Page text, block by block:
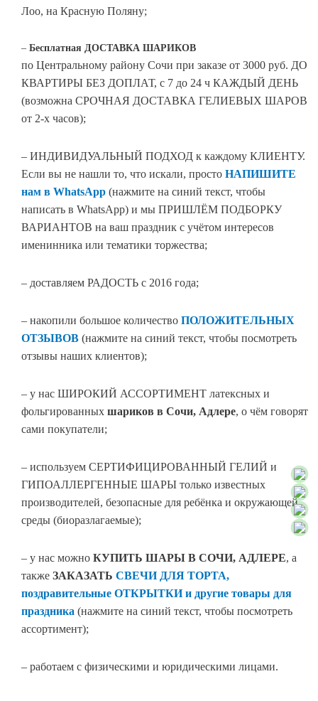
Лоо, на Красную Поляну;
– Бесплатная ДОСТАВКА ШАРИКОВ
по Центральному району Сочи при заказе от 3000 руб. ДО
КВАРТИРЫ БЕЗ ДОПЛАТ, с 7 до 24 ч КАЖДЫЙ ДЕНЬ
(возможна СРОЧНАЯ ДОСТАВКА ГЕЛИЕВЫХ ШАРОВ
от 2-х часов);
– ИНДИВИДУАЛЬНЫЙ ПОДХОД к каждому КЛИЕНТУ.
Если вы не нашли то, что искали, просто НАПИШИТЕ
нам в WhatsApp (нажмите на синий текст, чтобы
написать в WhatsApp) и мы ПРИШЛЁМ ПОДБОРКУ
ВАРИАНТОВ на ваш праздник с учётом интересов
именинника или тематики торжества;
– доставляем РАДОСТЬ с 2016 года;
– накопили большое количество ПОЛОЖИТЕЛЬНЫХ
ОТЗЫВОВ (нажмите на синий текст, чтобы посмотреть
отзывы наших клиентов);
– у нас ШИРОКИЙ АССОРТИМЕНТ латексных и
фольгированных шариков в Сочи, Адлере, о чём говорят
сами покупатели;
– используем СЕРТИФИЦИРОВАННЫЙ ГЕЛИЙ и
ГИПОАЛЛЕРГЕННЫЕ ШАРЫ только известных
производителей, безопасные для ребёнка и окружающей
среды (биоразлагаемые);
– у нас можно КУПИТЬ ШАРЫ В СОЧИ, АДЛЕРЕ, а
также ЗАКАЗАТЬ СВЕЧИ ДЛЯ ТОРТА,
поздравительные ОТКРЫТКИ и другие товары для
праздника (нажмите на синий текст, чтобы посмотреть
ассортимент);
– работаем с физическими и юридическими лицами.